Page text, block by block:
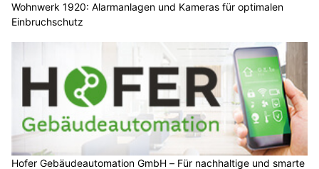
Wohnwerk 1920: Alarmanlagen und Kameras für optimalen
Einbruchschutz
Hofer Gebäudeautomation GmbH – Für nachhaltige und smarte